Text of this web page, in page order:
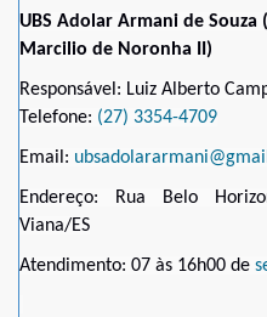
UBS Adolar Armani de
Marcilio de Noronha II)
Responsável: Luiz Alberto
Telefone: (27) 3354-4709
Email:
Endereço: Rua Belo
Viana/ES
Atendimento: 07 às 16h00 de